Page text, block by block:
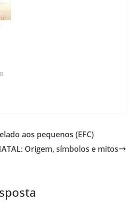
aos pequenos (EFC)
Origem, símbolos e mitos